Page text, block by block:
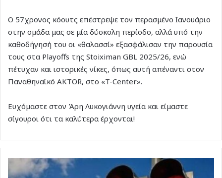
Ο 57χρονος κόουτς επέστρεψε τον περασμένο Ιανουάριο
στην ομάδα μας σε μία δύσκολη περίοδο, αλλά υπό την
καθοδήγησή του οι «θαλασσί» εξασφάλισαν την παρουσία
τους στα Playoffs της Stoiximan GBL 2025/26, ενώ
πέτυχαν και ιστορικές νίκες, όπως αυτή απέναντι στον
Παναθηναϊκό AKTOR, στο «T-Center».
Ευχόμαστε στον Άρη Λυκογιάννη υγεία και είμαστε
σίγουροι ότι τα καλύτερα έρχονται!
λειτουργίας